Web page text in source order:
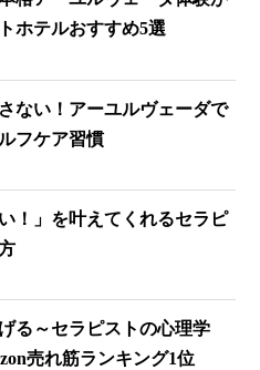
ホテルおすすめ5選
ない！アーユルヴェーダで
フケア習慣
！」を叶えてくれるセラピ
る～セラピストの心理学
売れ筋ランキング1位